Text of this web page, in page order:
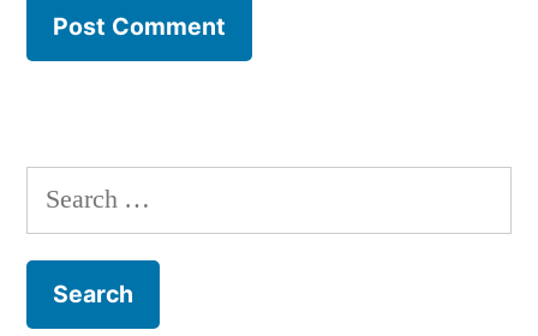
Search
for: